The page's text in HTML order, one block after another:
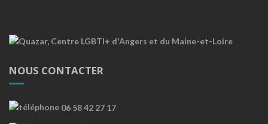
NOUS CONTACTER
06 58 42 27 17